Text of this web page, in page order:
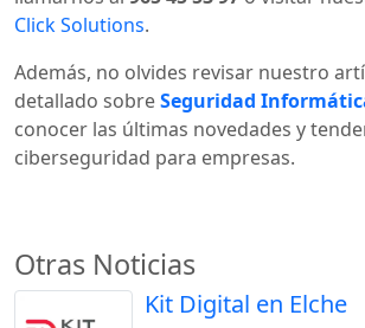
Click Solutions.
Además, no olvides revisar nuestro
detallado sobreSeguridad
conocer las últimas novedades y
ciberseguridad para empresas.
Otras Noticias
Kit Digital en Elche